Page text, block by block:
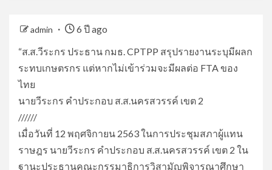
admin
6 ปี ago
“ส.ส.วีระกร ประธาน กมธ. CPTPP สรุปรายงานระบุมีผลก
ระทบเกษตรกร แต่หากไม่เข้าร่วมจะมีผลต่อ FTA ของ
ไทย
นายวีระกร คำประกอบ ส.ส.นครสวรรค์ เขต 2
//////
เมื่อวันที่ 12 พฤศจิกายน 2563 ในการประชุมสภาผู้แทน
ราษฎร นายวีระกร คำประกอบ ส.ส.นครสวรรค์ เขต 2 ใน
ฐานะประธานคณะกรรมาธิการวิสามัญพิจารณาศึกษา